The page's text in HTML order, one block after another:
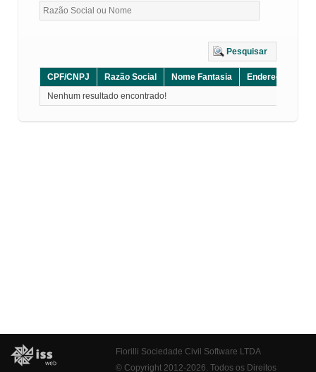
Pesquisar
CPF/CNPJ Razão Social Nome Fantasia Endereço
Nenhum resultado encontrado!
Fiorilli Sociedade Civil Software LTDA
© Copyright 2012-2026. Todos os Direitos